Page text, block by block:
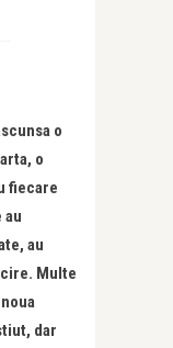
o
o
fiecare
au
Multe
dar